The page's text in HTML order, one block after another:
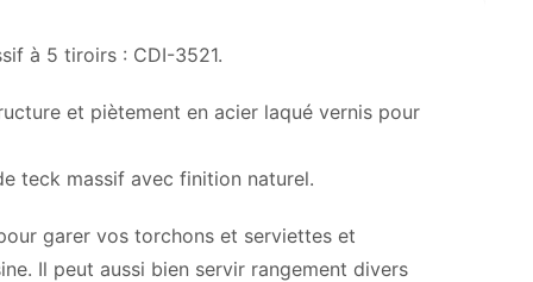
à 5 tiroirs : CDI-3521.
et piètement en acier laqué vernis pour
teck massif avec finition naturel.
garer vos torchons et serviettes et
Il peut aussi bien servir rangement divers